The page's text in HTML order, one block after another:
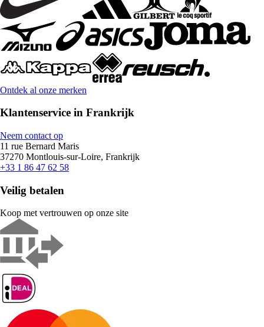
Ontdek al onze merken
Klantenservice in Frankrijk
Neem contact op
11 rue Bernard Maris
37270 Montlouis-sur-Loire, Frankrijk
+33 1 86 47 62 58
Veilig betalen
Koop met vertrouwen op onze site